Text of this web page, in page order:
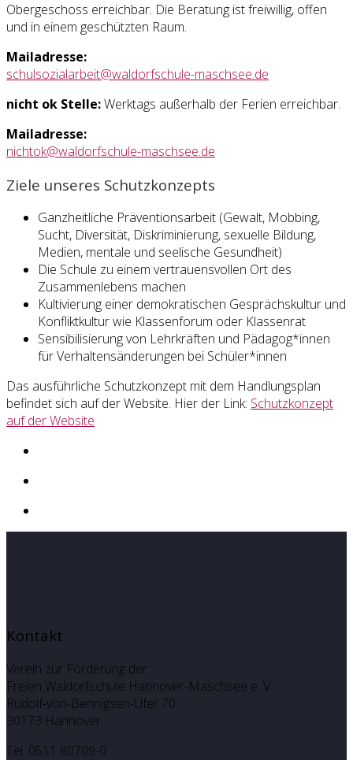
Obergeschoss erreichbar. Die Beratung ist freiwillig, offen
und in einem geschützten Raum.
Mailadresse:
schulsozialarbeit@waldorfschule-maschsee.de
nicht ok Stelle:Werktags außerhalb der Ferien erreichbar.
Mailadresse:
nichtok@waldorfschule-maschsee.de
Ziele unseres Schutzkonzepts
Ganzheitliche Präventionsarbeit (Gewalt, Mobbing,
Sucht, Diversität, Diskriminierung, sexuelle Bildung,
Medien, mentale und seelische Gesundheit)
Die Schule zu einem vertrauensvollen Ort des
Zusammenlebens machen
Kultivierung einer demokratischen Gesprächskultur und
Konfliktkultur wie Klassenforum oder Klassenrat
Sensibilisierung von Lehrkräften und Pädagog*innen
für Verhaltensänderungen bei Schüler*innen
Das ausführliche Schutzkonzept mit dem Handlungsplan
befindet sich auf der Website. Hier der Link: Schutzkonzept
auf der Website
Kontakt
Verein zur Förderung der
Freien Waldorfschule Hannover-Maschsee e. V.
Rudolf-von-Bennigsen-Ufer 70
30173 Hannover
Tel. 0511 80709-0